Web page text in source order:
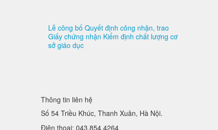
Lễ công bố Quyết định công nhận, trao
Giấy chứng nhận Kiểm định chất lượng cơ
sở giáo dục
Thông tin liên hệ
Số 54 Triều Khúc, Thanh Xuân, Hà Nội.
Điện thoại: 043.854.4264